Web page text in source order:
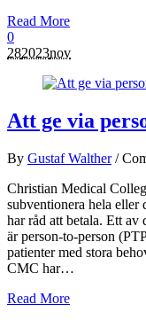
Read More
0
282023nov
Att ge via
By Gustaf Walther /
Christian Medical
subventionera hela eller
har råd att betala. Ett av
är person-to-person
patienter med stora
CMC har…
Read More